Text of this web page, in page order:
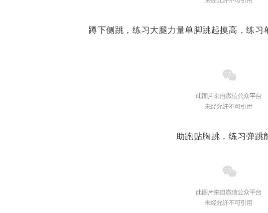
蹲下侧跳，练习大腿力量单脚跳起摸高，练习
助跑贴胸跳，练习弹跳